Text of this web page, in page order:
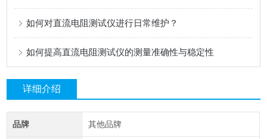
如何对直流电阻测试仪进行日常维护？
如何提高直流电阻测试仪的测量准确性与稳定性
详细介绍
品牌 其他品牌